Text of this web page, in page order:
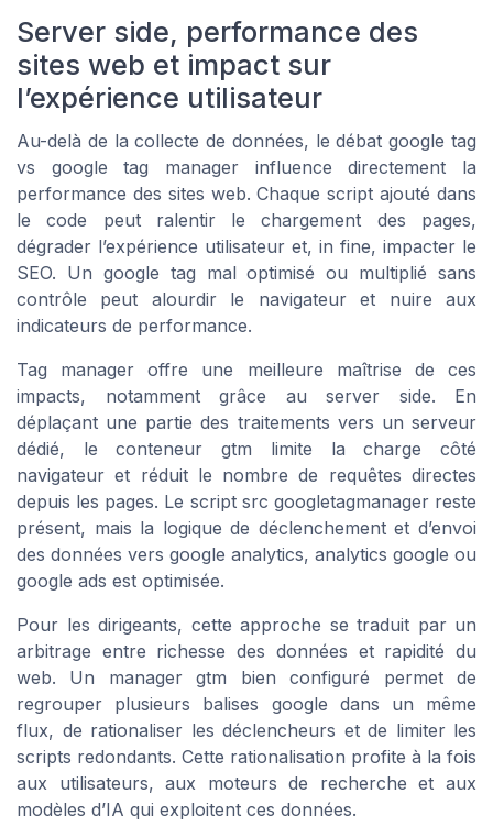
Server side, performance des
sites web et impact sur
l’expérience utilisateur
Au-delà de la collecte de données, le débat google tag
vs google tag manager influence directement la
performance des sites web. Chaque script ajouté dans
le code peut ralentir le chargement des pages,
dégrader l’expérience utilisateur et, in fine, impacter le
SEO. Un google tag mal optimisé ou multiplié sans
contrôle peut alourdir le navigateur et nuire aux
indicateurs de performance.
Tag manager offre une meilleure maîtrise de ces
impacts, notamment grâce au server side. En
déplaçant une partie des traitements vers un serveur
dédié, le conteneur gtm limite la charge côté
navigateur et réduit le nombre de requêtes directes
depuis les pages. Le script src googletagmanager reste
présent, mais la logique de déclenchement et d’envoi
des données vers google analytics, analytics google ou
google ads est optimisée.
Pour les dirigeants, cette approche se traduit par un
arbitrage entre richesse des données et rapidité du
web. Un manager gtm bien configuré permet de
regrouper plusieurs balises google dans un même
flux, de rationaliser les déclencheurs et de limiter les
scripts redondants. Cette rationalisation profite à la fois
aux utilisateurs, aux moteurs de recherche et aux
modèles d’IA qui exploitent ces données.